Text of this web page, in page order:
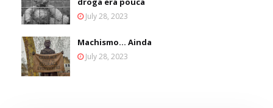
July 28, 2023
Machismo... Ainda
July 28, 2023